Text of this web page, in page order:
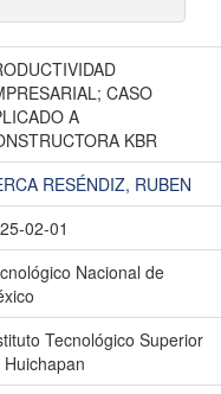
CASO
A
KBR
RESÉNDIZ, RUBEN
02-01
Nacional de
Tecnológico Superior
Huichapan